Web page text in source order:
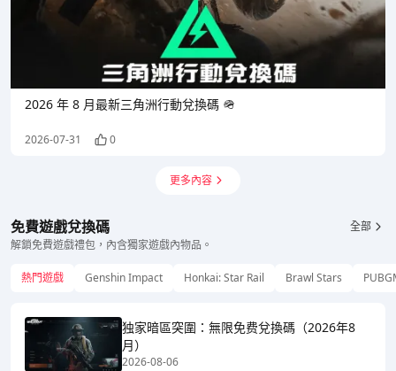
2026 年 8 月最新三角洲行動兌換碼 🪖
2026-07-31 0
更多內容
免費遊戲兌換碼
全部
解鎖免費遊戲禮包，內含獨家遊戲內物品。
熱門遊戲 Genshin Impact Honkai: Star Rail Brawl Stars
独家暗區突圍：無限免费兌換碼（2026年8
月）
2026-08-06